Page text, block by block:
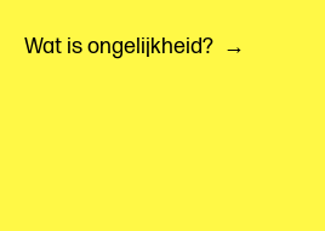
Wat is ongelijkheid?